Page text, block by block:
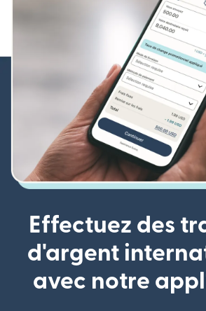
Effectuez des
d'argent
avec notre